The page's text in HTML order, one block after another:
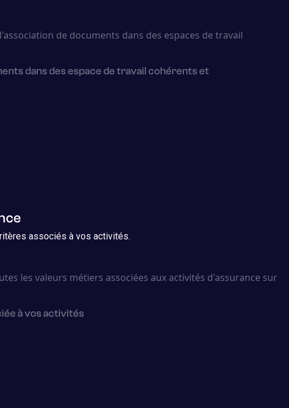
dans des espace de travail cohérents et
associés à vos activités.
à vos activités